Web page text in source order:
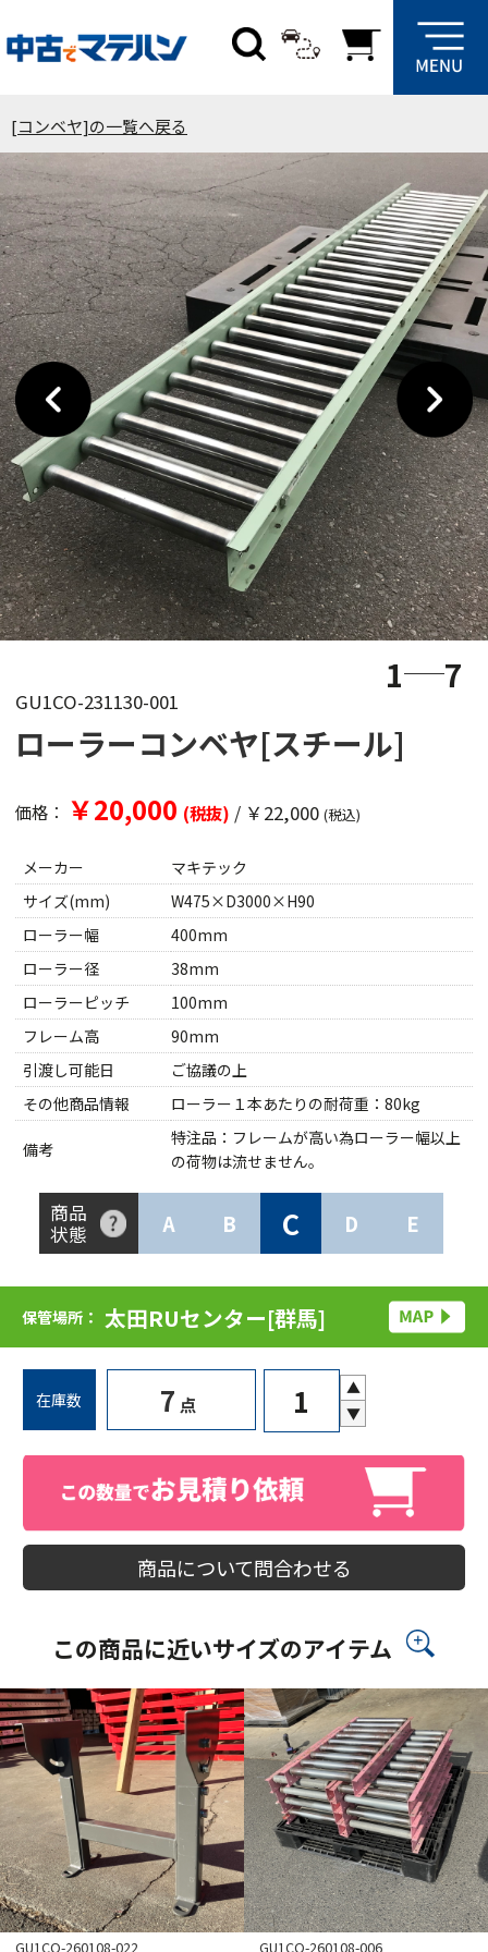
[コンベヤ]の一覧へ戻る
1 7
GU1CO-231130-001
ローラーコンベヤ[スチール]
価格： ￥20,000 (税抜) / ￥22,000 (税込)
メーカー
マキテック
サイズ(mm)
W475×D3000×H90
ローラー幅
400mm
ローラー径
38mm
ローラーピッチ
100mm
フレーム高
90mm
引渡し可能日
ご協議の上
その他商品情報
ローラー１本あたりの耐荷重：80kg
備考
特注品：フレームが高い為ローラー幅以上
の荷物は流せません。
商品
状態
A B C D E
保管場所： 太田RUセンター[群馬]
在庫数 7 点
▲
▼
商品について問合わせる
この商品に近いサイズのアイテム
GU1CO-260108-022 GU1CO-260108-006